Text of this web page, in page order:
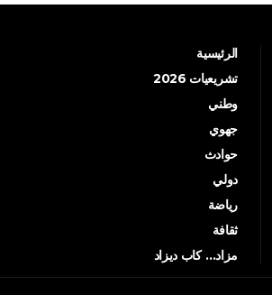
الرئيسية
تشريعيات 2026
وطني
جهوي
حوادث
دولي
رياضة
ثقافة
مزاد… كاب ديزاد